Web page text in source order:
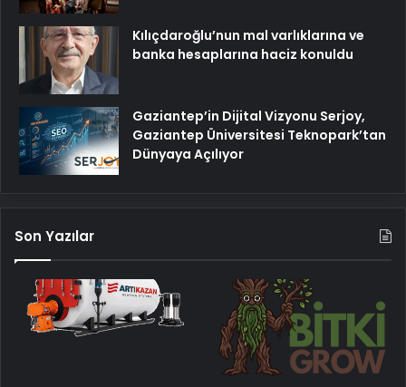
Kılıçdaroğlu’nun mal varlıklarına ve
banka hesaplarına haciz konuldu
Gaziantep’in Dijital Vizyonu Serjoy,
Gaziantep Üniversitesi Teknopark’tan
Dünyaya Açılıyor
Son Yazılar